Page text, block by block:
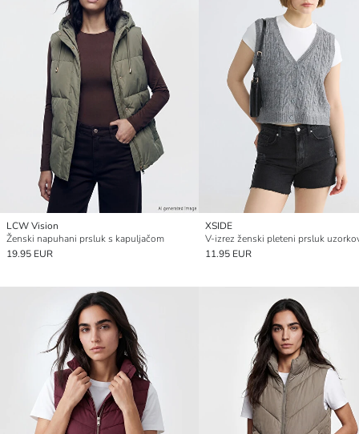
LCW Vision
Ženski napuhani prsluk s kapuljačom
19.95 EUR
XSIDE
11.95 EUR